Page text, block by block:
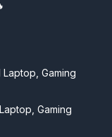
Gaming
Gaming